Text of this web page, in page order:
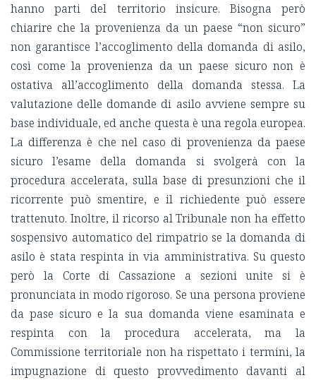
hanno parti del territorio insicure. Bisogna però
chiarire che la provenienza da un paese “non sicuro”
non garantisce l’accoglimento della domanda di asilo,
così come la provenienza da un paese sicuro non è
ostativa all’accoglimento della domanda stessa. La
valutazione delle domande di asilo avviene sempre su
base individuale, ed anche questa è una regola europea.
La differenza è che nel caso di provenienza da paese
sicuro l’esame della domanda si svolgerà con la
procedura accelerata, sulla base di presunzioni che il
ricorrente può smentire, e il richiedente può essere
trattenuto. Inoltre, il ricorso al Tribunale non ha effetto
sospensivo automatico del rimpatrio se la domanda di
asilo è stata respinta in via amministrativa. Su questo
però la Corte di Cassazione a sezioni unite si è
pronunciata in modo rigoroso. Se una persona proviene
da pase sicuro e la sua domanda viene esaminata e
respinta con la procedura accelerata, ma la
Commissione territoriale non ha rispettato i termini, la
impugnazione di questo provvedimento davanti al